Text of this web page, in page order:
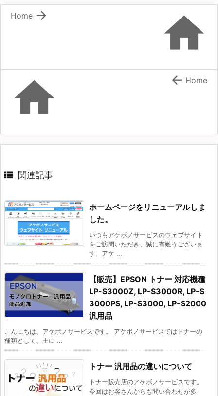


Home
  Home
 関連記事
ホームページをリニューアルしま
した。
いつもアケボノサービスのウェブサイト
をご訪問いただき、誠に有難うございま
す。アケ ...
【販売】EPSON トナー 対応機種
LP-S3000Z, LP-S3000R, LP-S
3000PS, LP-S3000, LP-S2000
汎用品
こんにちは、アケボノサービスです。 アケボノサービスではトナーの
種類として、主に ...
トナー 汎用品の違いについて
トナー販売店のアケボノサービスです。
今回はお客さんからも問い合わせが多